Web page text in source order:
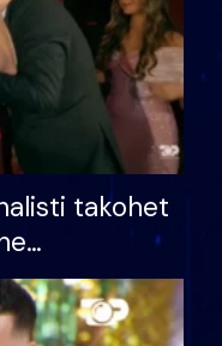
takohet
ndonjë letër